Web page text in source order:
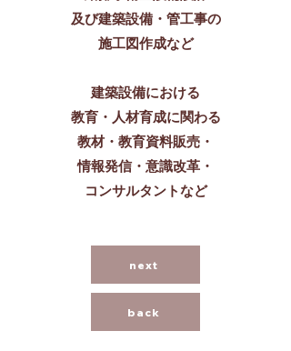
及び​建築設備・管工事の
施工図作成など
建築設備における
教育・ 人材育成に関わる
教材・教育資料販売 ・
情報発信・意識改革・
コンサルタントなど
next
back